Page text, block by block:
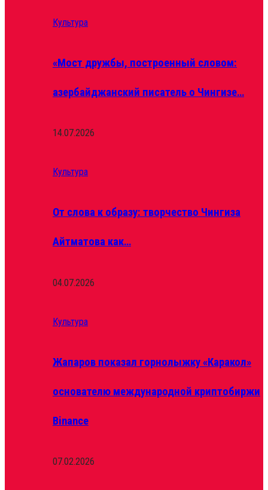
Культура
«Мост дружбы, построенный словом:
азербайджанский писатель о Чингизе…
14.07.2026
Культура
От слова к образу: творчество Чингиза
Айтматова как…
04.07.2026
Культура
Жапаров показал горнолыжку «Каракол»
основателю международной криптобиржи
Binance
07.02.2026